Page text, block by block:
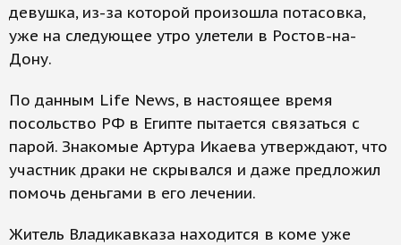
девушка, из-за которой произошла потасовка,
уже на следующее утро улетели в Ростов-на-
Дону.
По данным Life News, в настоящее время
посольство РФ в Египте пытается связаться с
парой. Знакомые Артура Икаева утверждают, что
участник драки не скрывался и даже предложил
помочь деньгами в его лечении.
Житель Владикавказа находится в коме уже